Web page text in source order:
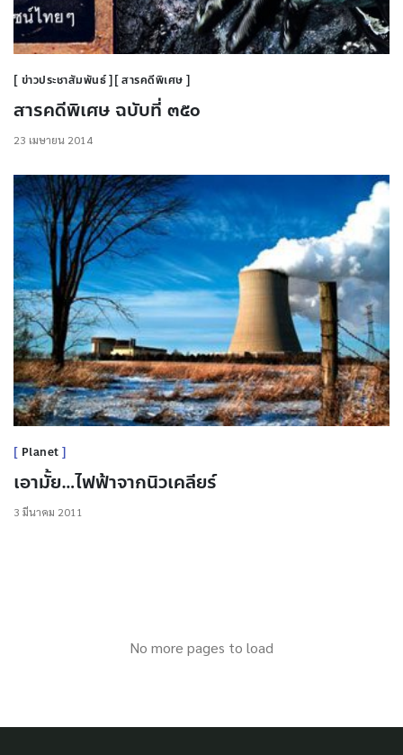
ข่าวประชาสัมพันธ์ สารคดีพิเศษ
สารคดีพิเศษ ฉบับที่ ๓๕๐
23 เมษายน 2014
Planet
เอามั้ย…ไฟฟ้าจากนิวเคลียร์
3 มีนาคม 2011
No more pages to load